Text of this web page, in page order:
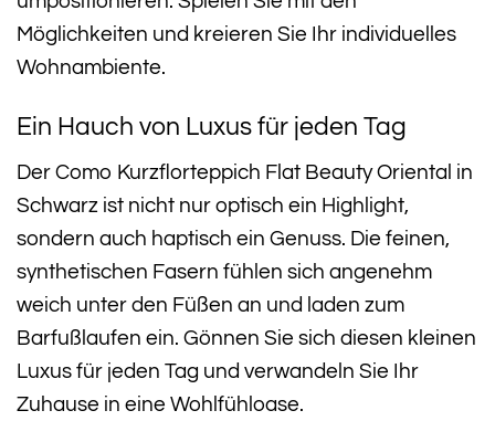
Möglichkeiten und kreieren Sie Ihr individuelles
Wohnambiente.
Ein Hauch von Luxus für jeden Tag
Der Como Kurzflorteppich Flat Beauty Oriental in
Schwarz ist nicht nur optisch ein Highlight,
sondern auch haptisch ein Genuss. Die feinen,
synthetischen Fasern fühlen sich angenehm
weich unter den Füßen an und laden zum
Barfußlaufen ein. Gönnen Sie sich diesen kleinen
Luxus für jeden Tag und verwandeln Sie Ihr
Zuhause in eine Wohlfühloase.